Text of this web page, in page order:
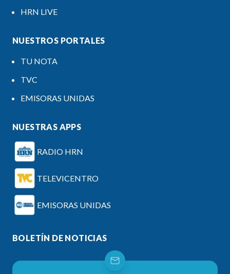
HRN LIVE
NUESTROS PORTALES
TU NOTA
TVC
EMISORAS UNIDAS
NUESTRAS APPS
RADIO HRN
TELEVICENTRO
EMISORAS UNIDAS
BOLETÍN DE NOTICIAS